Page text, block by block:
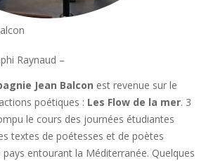
Raynaud –
Jean Balcon est revenue sur le
poétiques : Les Flow de la mer. 3
le cours des journées étudiantes
textes de poétesses et de poètes
entourant la Méditerranée. Quelques